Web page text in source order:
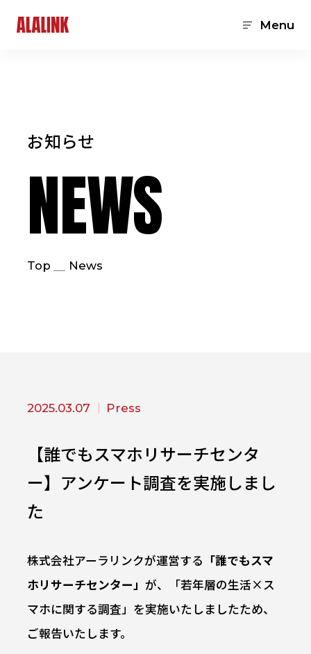
Menu
お知らせ
NEWS
Top News
2025.03.07 Press
【誰でもスマホリサーチセンタ
ー】アンケート調査を実施しまし
た
株式会社アーラリンクが運営する 「誰でもスマ
ホリサーチセンター」が、「若年層の生活×ス
マホに関する調査」を実施いたしましたため、
ご報告いたします。